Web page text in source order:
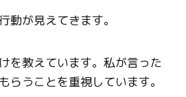
が見えてきます。
を教えています。私が言った
うことを重視しています。